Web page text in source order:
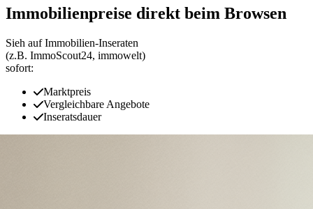
Immobilienpreise direkt beim Browsen
Sieh auf Immobilien‑Inseraten
(z.B. ImmoScout24, immowelt)
sofort:
Marktpreis
Vergleichbare Angebote
Inseratsdauer